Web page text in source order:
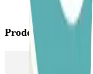
Prodotti di Parclick